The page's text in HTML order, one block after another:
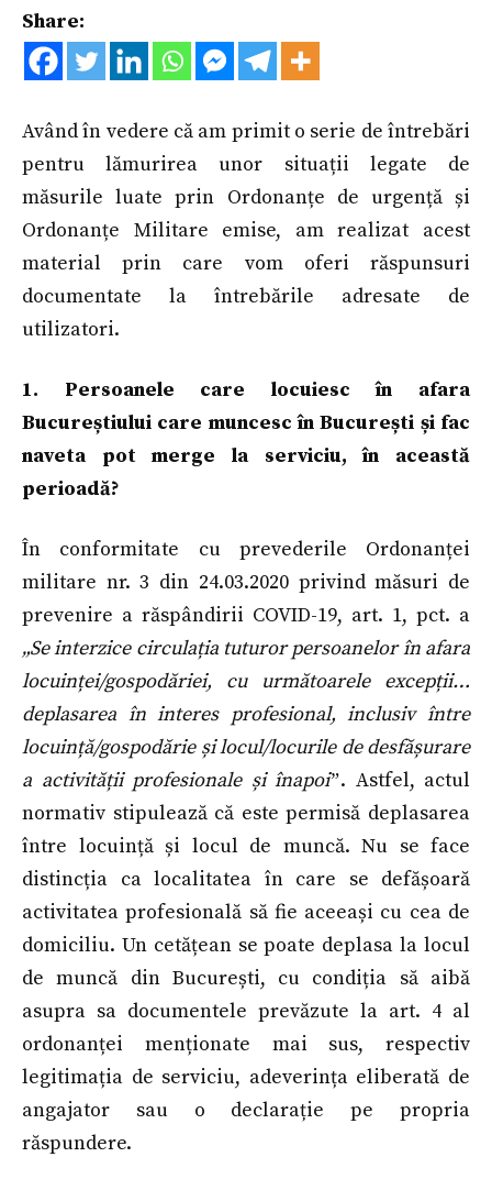
Share:
Având în vedere că am primit o serie de întrebări
pentru lămurirea unor situații legate de
măsurile luate prin Ordonanțe de urgență și
Ordonanțe Militare emise, am realizat acest
material prin care vom oferi răspunsuri
documentate la întrebările adresate de
utilizatori.
1. Persoanele care locuiesc în afara
Bucureștiului care muncesc în București și fac
naveta pot merge la serviciu, în această
perioadă?
În conformitate cu prevederile Ordonanței
militare nr. 3 din 24.03.2020 privind măsuri de
prevenire a răspândirii COVID-19, art. 1, pct. a
„Se interzice circulația tuturor persoanelor în afara
locuinței/gospodăriei, cu următoarele excepții…
deplasarea în interes profesional, inclusiv între
locuință/gospodărie și locul/locurile de desfășurare
a activității profesionale și înapoiˮ. Astfel, actul
normativ stipulează că este permisă deplasarea
între locuință și locul de muncă. Nu se face
distincția ca localitatea în care se defășoară
activitatea profesională să fie aceeași cu cea de
domiciliu. Un cetățean se poate deplasa la locul
de muncă din București, cu condiția să aibă
asupra sa documentele prevăzute la art. 4 al
ordonanței menționate mai sus, respectiv
legitimația de serviciu, adeverința eliberată de
angajator sau o declarație pe propria
răspundere.